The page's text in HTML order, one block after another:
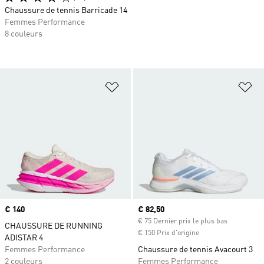
Ajouter à la Liste de produits
Prix
€ 140
CHAUSSURE DE RUNNING
ADISTAR 4
Femmes Performance
2 couleurs
Prix actuel
€ 82,50
€ 75 Dernier prix le plus bas
€ 150 Prix d'origine
Chaussure de tennis Avacourt 3
Femmes Performance
Chaussure de tennis Barricade 14
Femmes Performance
8 couleurs